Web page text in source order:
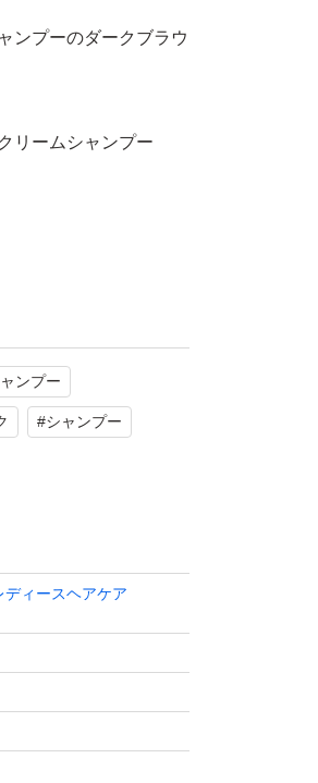
ンプーのダークブラウ
リームシャンプー
ンプー
#シャンプー
ディースヘアケア